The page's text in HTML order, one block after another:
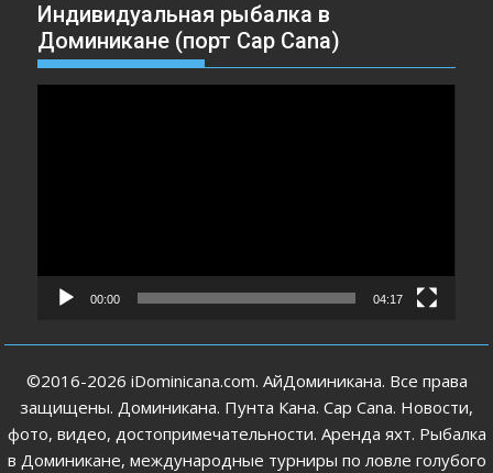
Индивидуальная рыбалка в
Доминикане (порт Cap Cana)
00:00 04:17
©2016-2026 iDominicana.com. АйДоминикана. Все права
защищены. Доминикана. Пунта Кана. Cap Cana. Новости,
фото, видео, достопримечательности. Аренда яхт. Рыбалка
в Доминикане, международные турниры по ловле голубого